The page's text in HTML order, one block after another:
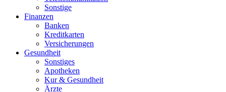
Sonstige
Finanzen
Banken
Kreditkarten
Versicherungen
Gesundheit
Sonstiges
Apotheken
Kur & Gesundheit
Ärzte